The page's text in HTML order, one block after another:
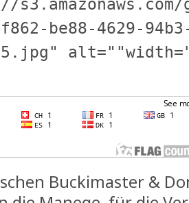
be88-4629-
Buckimaster &